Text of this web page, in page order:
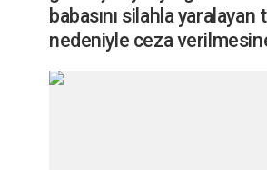
babasını silahla
nedeniyle ceza